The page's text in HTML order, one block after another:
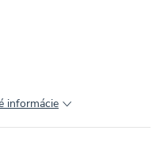
informácie